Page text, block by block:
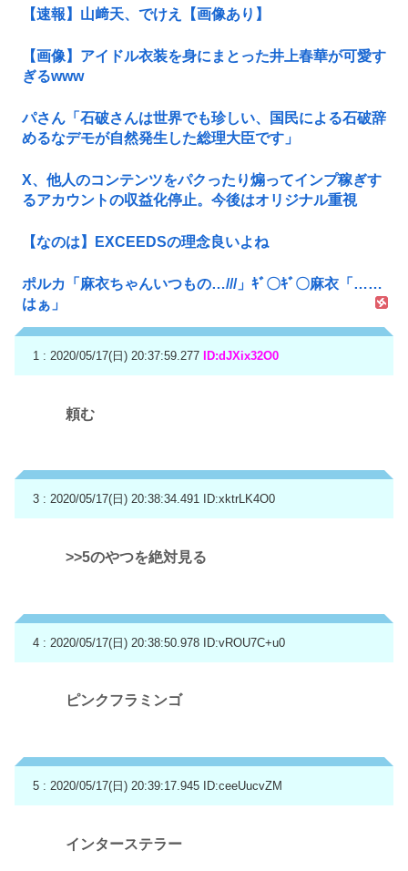
【速報】山﨑天、でけえ【画像あり】
【画像】アイドル衣装を身にまとった井上春華が可愛す
ぎるwww
パさん「石破さんは世界でも珍しい、国民による石破辞
めるなデモが自然発生した総理大臣です」
X、他人のコンテンツをパクったり煽ってインプ稼ぎす
るアカウントの収益化停止。今後はオリジナル重視
【なのは】EXCEEDSの理念良いよね
ポルカ「麻衣ちゃんいつもの…///」ｷﾞ〇ｷﾞ〇麻衣「……
はぁ」
1 : 2020/05/17(日) 20:37:59.277 ID:dJXix32O0
頼む
3 : 2020/05/17(日) 20:38:34.491 ID:xktrLK4O0
>>5のやつを絶対見る
4 : 2020/05/17(日) 20:38:50.978 ID:vROU7C+u0
ピンクフラミンゴ
5 : 2020/05/17(日) 20:39:17.945 ID:ceeUucvZM
インターステラー